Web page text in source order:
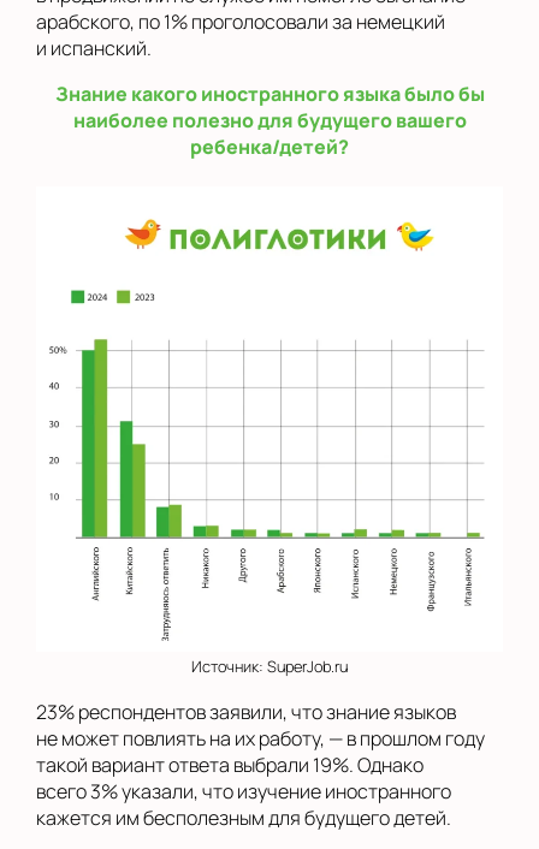
арабского, по 1% проголосовали за немецкий
и испанский.
Знание какого иностранного языка было бы
наиболее полезно для будущего вашего
ребенка/детей?
Источник: SuperJob.ru
23% респондентов заявили, что знание языков
не может повлиять на их работу, — в прошлом году
такой вариант ответа выбрали 19%. Однако
всего 3% указали, что изучение иностранного
кажется им бесполезным для будущего детей.